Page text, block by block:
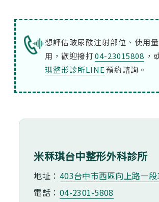
想評估玻尿酸注射部位、使用
用，歡迎撥打04-23015808 ，
琪整形診所LINE 預約諮詢。
米秝琪台中整形外科診所
地址： 403台中市⻄區向上路一
電話： 04-2301-5808